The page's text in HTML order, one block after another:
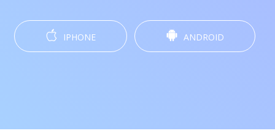
IPHONE ANDROID